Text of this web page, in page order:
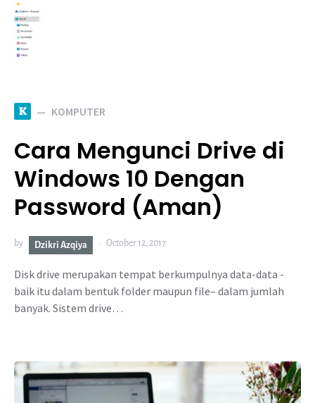
K KOMPUTER
Cara Mengunci Drive di
Windows 10 Dengan
Password (Aman)
by Dzikri Azqiya October 12, 2017
Disk drive merupakan tempat berkumpulnya data-data -
baik itu dalam bentuk folder maupun file– dalam jumlah
banyak. Sistem drive…